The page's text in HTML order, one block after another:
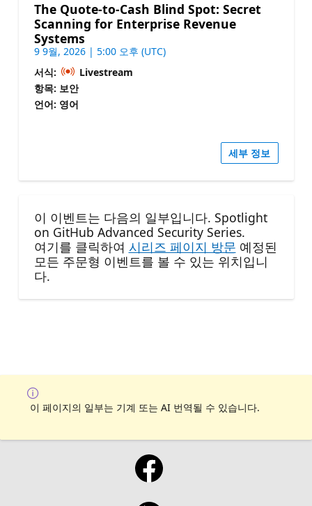
The Quote-to-Cash Blind Spot: Secret
Scanning for Enterprise Revenue
Systems
9 9월, 2026 | 5:00 오후 (UTC)
서식:
Livestream
항목: 보안
언어: 영어
세부 정보
이 이벤트는 다음의 일부입니다. Spotlight
on GitHub Advanced Security Series.
여기를 클릭하여 시리즈 페이지 방문 예정된
모든 주문형 이벤트를 볼 수 있는 위치입니
다.
이 페이지의 일부는 기계 또는 AI 번역될 수 있습니다.